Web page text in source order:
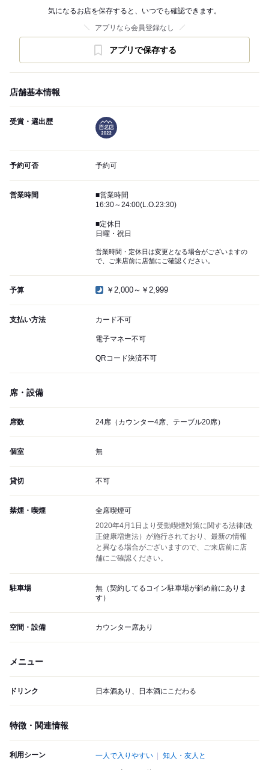
気になるお店を保存すると、いつでも確認できます。
アプリなら会員登録なし
アプリで保存する
店舗基本情報
受賞・選出歴
予約可否 予約可
営業時間
■営業時間
16:30～24:00(L.O.23:30)
■定休日
日曜・祝日
営業時間・定休日は変更となる場合がございますの
で、ご来店前に店舗にご確認ください。
予算 ￥2,000～￥2,999
支払い方法 カード不可
電子マネー不可
QRコード決済不可
席・設備
席数 24席（カウンター4席、テーブル20席）
個室 無
貸切 不可
禁煙・喫煙
全席喫煙可
2020年4月1日より受動喫煙対策に関する法律(改
正健康増進法）が施行されており、最新の情報
と異なる場合がございますので、ご来店前に店
舗にご確認ください。
駐車場
無（契約してるコイン駐車場が斜め前にありま
す）
空間・設備 カウンター席あり
メニュー
ドリンク 日本酒あり、日本酒にこだわる
特徴・関連情報
利用シーン 一人で入りやすい 知人・友人と